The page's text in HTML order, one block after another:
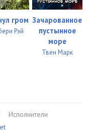
гром
Рэй
Зачарованное
пустынное
море
Твен Марк
Исполнители